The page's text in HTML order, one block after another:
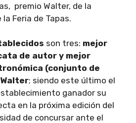
premio Walter, de la
Feria de Tapas.
son tres: mejor
de autor y mejor
(conjunto de
; siendo este último el
ganador su
en la próxima edición del
de concursar ante el